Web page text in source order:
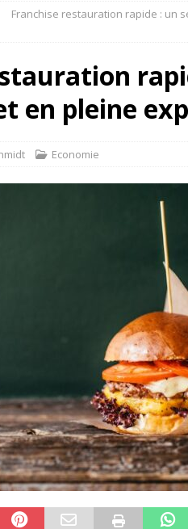
Franchise restauration rapide : un
en pleine
Economie